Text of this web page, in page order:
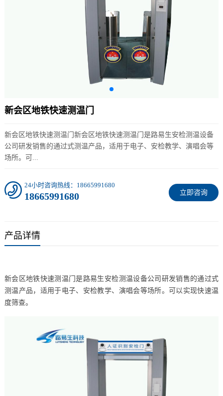
新会区地铁快速测温门
新会区地铁快速测温门新会区地铁快速测温门是路易生安检测温设备
公司研发销售的通过式测温产品，适用于电子、安检教学、演唱会等
场所。可...
立即咨询
24小时咨询热线：18665991680
18665991680
产品详情
新会区地铁快速测温门是路易生安检测温设备公司研发销售的通过式
测温产品，适用于电子、安检教学、演唱会等场所。可以实现快速温
度筛查。